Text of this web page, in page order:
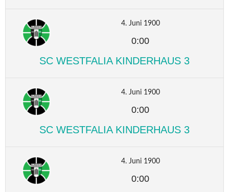
4. Juni 1900
0:00
SC WESTFALIA KINDERHAUS 3
4. Juni 1900
0:00
SC WESTFALIA KINDERHAUS 3
4. Juni 1900
0:00